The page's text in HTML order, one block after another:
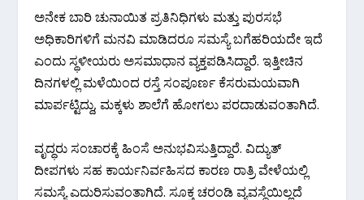
ಅನೇಕ ಬಾರಿ ಚುನಾಯಿತ ಪ್ರತಿನಿಧಿಗಳು ಮತ್ತು ಪುರಸಭೆ
ಅಧಿಕಾರಿಗಳಿಗೆ ಮನವಿ ಮಾಡಿದರೂ ಸಮಸ್ಯೆ ಬಗೆಹರಿಯದೇ ಇದೆ
ಎಂದು ಸ್ಥಳೀಯರು ಅಸಮಾಧಾನ ವ್ಯಕ್ತಪಡಿಸಿದ್ದಾರೆ. ಇತ್ತೀಚಿನ
ದಿನಗಳಲ್ಲಿ ಮಳೆಯಿಂದ ರಸ್ತೆ ಸಂಪೂರ್ಣ ಕೆಸರುಮಯವಾಗಿ
ಮಾರ್ಪಟ್ಟಿದ್ದು, ಮಕ್ಕಳು ಶಾಲೆಗೆ ಹೋಗಲು ಪರದಾಡುವಂತಾಗಿದೆ.
ವೃದ್ಧರು ಸಂಚಾರಕ್ಕೆ ಹಿಂಸೆ ಅನುಭವಿಸುತ್ತಿದ್ದಾರೆ. ವಿದ್ಯುತ್
ದೀಪಗಳು ಸಹ ಕಾರ್ಯನಿರ್ವಹಿಸದ ಕಾರಣ ರಾತ್ರಿ ವೇಳೆಯಲ್ಲಿ
ಸಮಸ್ಯೆ ಎದುರಿಸುವಂತಾಗಿದೆ. ಸೂಕ್ತ ಚರಂಡಿ ವ್ಯವಸ್ಥೆಯಿಲ್ಲದೆ